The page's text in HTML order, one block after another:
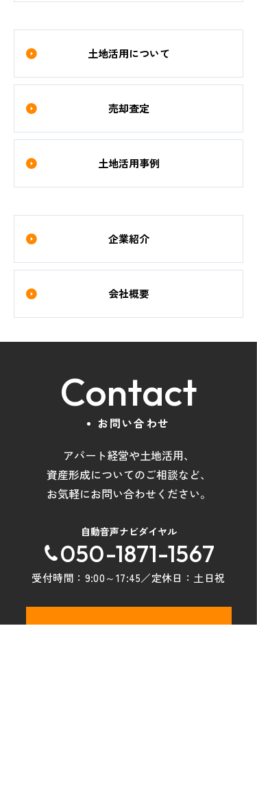
土地活用について
売却査定
土地活用事例
企業紹介
会社概要
Contact
お問い合わせ
アパート経営や土地活用、
資産形成についてのご相談など、
お気軽にお問い合わせください。
自動音声ナビダイヤル
050-1871-1567
受付時間： 9:00～17:45／定休日： 土日祝